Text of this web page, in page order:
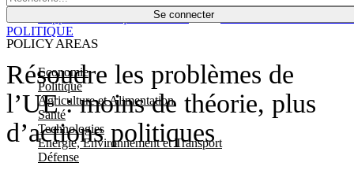
Se connecter
POLICY AREAS
Economie
Politique
Agriculture et Alimentation
Santé
Technologies
Energie, Environnement et Transport
Défense
Économie
Résoudre les problèmes de
l’UE : moins de théorie, plus
d’actions politiques
POLITIQUE